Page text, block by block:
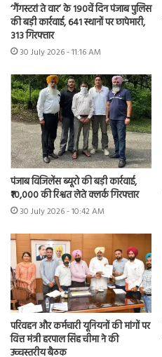
‘गैंगस्टरां ते वार’ के 190वें दिन पंजाब पुलिस
की बड़ी कार्रवाई, 641 स्थानों पर छापेमारी,
313 गिरफ्तार
30 July 2026 - 11:16 AM
पंजाब विजिलेंस ब्यूरो की बड़ी कार्रवाई,
₹10,000 की रिश्वत लेते क्लर्क गिरफ्तार
30 July 2026 - 10:42 AM
परिवहन और कर्मचारी यूनियनों की मांगों पर
वित्त मंत्री हरपाल सिंह चीमा ने की
उच्चस्तरीय बैठक